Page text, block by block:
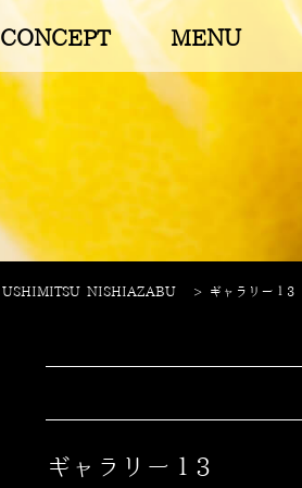
CONCEPT MENU
USHIMITSU NISHIAZABU > ギャラリー１3
ギャラリー１3